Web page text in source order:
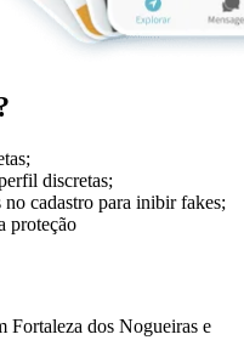
discretas;
cadastro para inibir fakes;
proteção
Fortaleza dos Nogueiras e